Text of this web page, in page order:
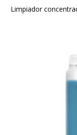
Limpiador